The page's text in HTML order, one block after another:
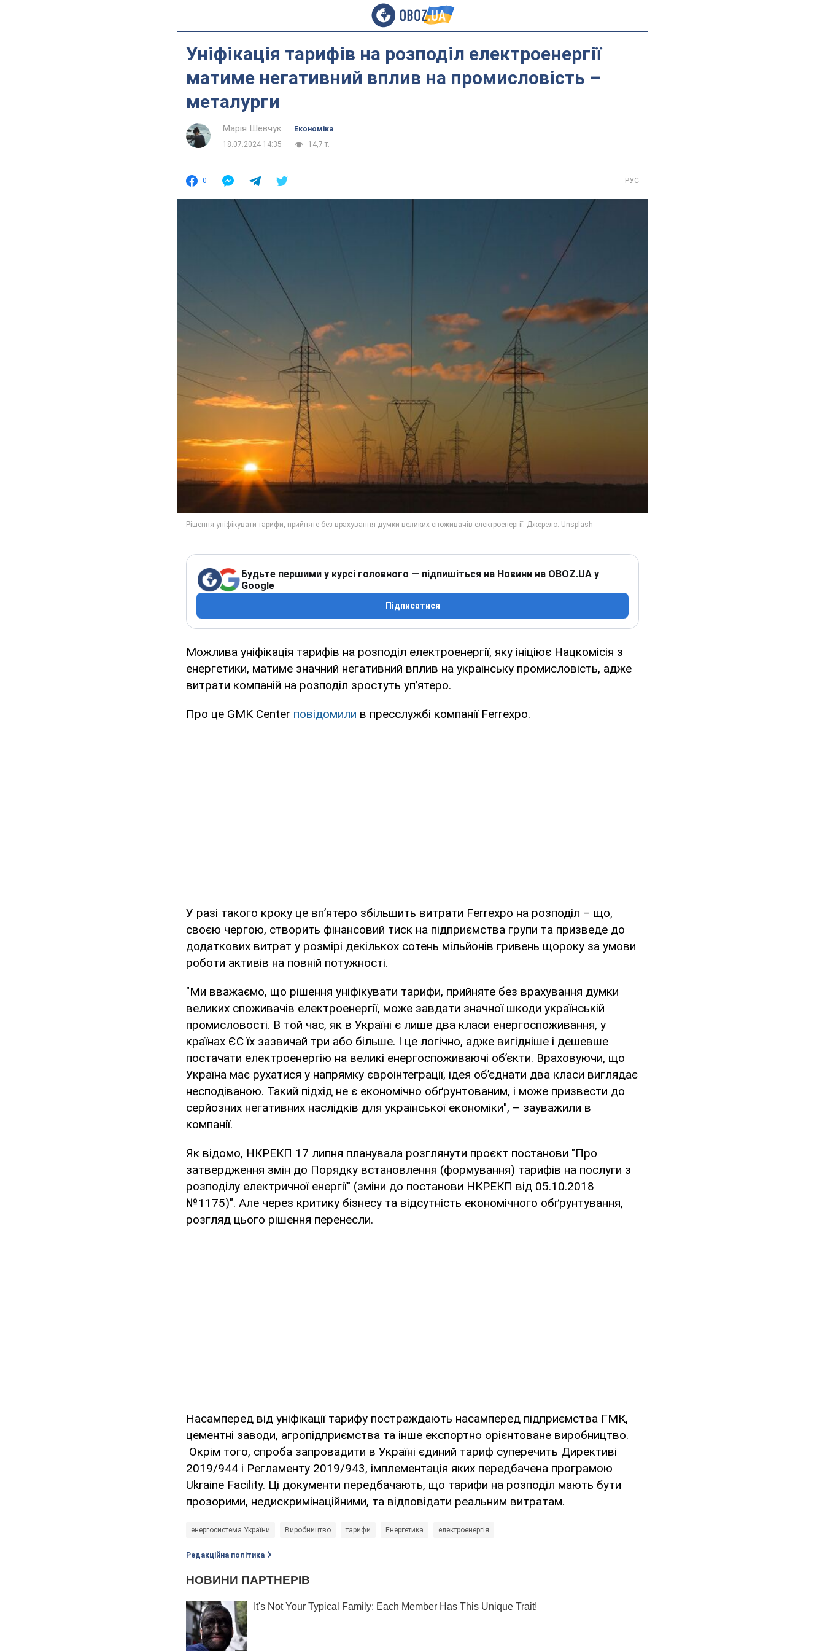
Уніфікація тарифів на розподіл електроенергії
матиме негативний вплив на промисловість –
металурги
Марія Шевчук
Економіка
18.07.2024 14:35
14,7 т.
0 РУС
Будьте першими у курсі головного — підпишіться на Новини на OBOZ.UA у
Google
Підписатися
Можлива уніфікація тарифів на розподіл електроенергії, яку ініціює Нацкомісія з
енергетики, матиме значний негативний вплив на українську промисловість, адже
витрати компаній на розподіл зростуть уп’ятеро.
Про це GMK Center повідомили в пресслужбі компанії Ferrexpo.
У разі такого кроку це вп’ятеро збільшить витрати Ferrexpo на розподіл – що,
своєю чергою, створить фінансовий тиск на підприємства групи та призведе до
додаткових витрат у розмірі декількох сотень мільйонів гривень щороку за умови
роботи активів на повній потужності.
"Ми вважаємо, що рішення уніфікувати тарифи, прийняте без врахування думки
великих споживачів електроенергії, може завдати значної шкоди українській
промисловості. В той час, як в Україні є лише два класи енергоспоживання, у
країнах ЄС їх зазвичай три або більше. І це логічно, адже вигідніше і дешевше
постачати електроенергію на великі енергоспоживаючі об’єкти. Враховуючи, що
Україна має рухатися у напрямку євроінтеграції, ідея об’єднати два класи виглядає
несподіваною. Такий підхід не є економічно обґрунтованим, і може призвести до
серйозних негативних наслідків для української економіки", – зауважили в
компанії.
Як відомо, НКРЕКП 17 липня планувала розглянути проєкт постанови "Про
затвердження змін до Порядку встановлення (формування) тарифів на послуги з
розподілу електричної енергії" (зміни до постанови НКРЕКП від 05.10.2018
№1175)". Але через критику бізнесу та відсутність економічного обґрунтування,
розгляд цього рішення перенесли.
Насамперед від уніфікації тарифу постраждають насамперед підприємства ГМК,
цементні заводи, агропідприємства та інше експортно орієнтоване виробництво.
Окрім того, спроба запровадити в Україні єдиний тариф суперечить Директиві
2019/944 і Регламенту 2019/943, імплементація яких передбачена програмою
Ukraine Facility. Ці документи передбачають, що тарифи на розподіл мають бути
прозорими, недискримінаційними, та відповідати реальним витратам.
енергосистема України Виробництво тарифи Енергетика електроенергія
Редакційна політика